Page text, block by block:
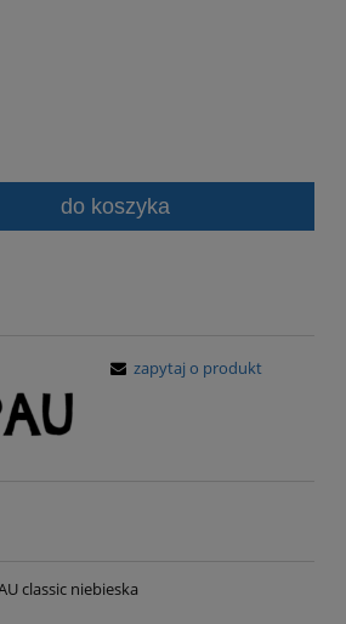
do koszyka
zapytaj o produkt
classic niebieska